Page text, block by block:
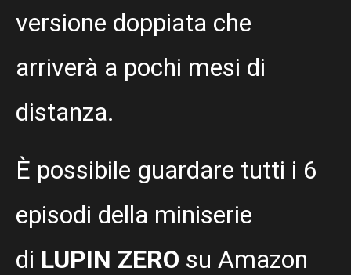
versione doppiata che
arriverà a pochi mesi di
distanza.
È possibile guardare tutti i 6
episodi della miniserie
di LUPIN ZERO su Amazon